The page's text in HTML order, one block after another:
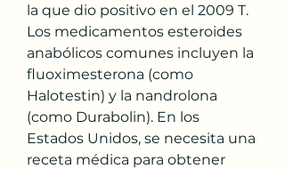
la que dio positivo en el 2009 T.
Los medicamentos esteroides
anabólicos comunes incluyen la
fluoximesterona (como
Halotestin) y la nandrolona
(como Durabolin). En los
Estados Unidos, se necesita una
receta médica para obtener